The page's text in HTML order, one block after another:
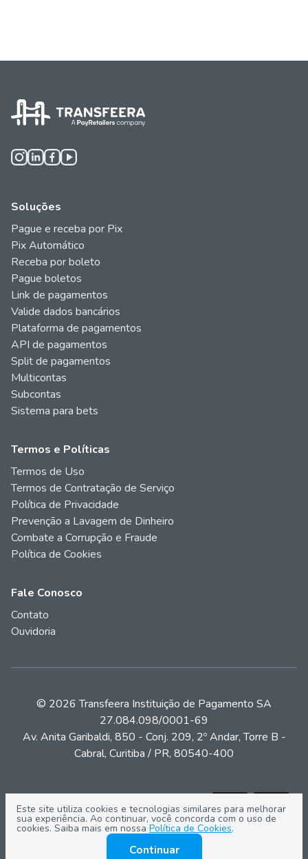
Soluções
Pague e receba por Pix
Pix Automático
Receba por boleto
Pague boletos
Link de pagamentos
Valide dados bancários
Plataforma de pagamentos
API de pagamentos
Split de pagamentos
Multicontas
Subcontas
Sistema para bets
Termos e Políticas
Termos de Uso
Termos de Contratação de Serviço
Política de Privacidade
Prevenção a Lavagem de Dinheiro
Combate a Corrupção e Fraude
Política de Cookies
Fale Conosco
Contato
Ouvidoria
© 2026 Transfeera Instituição de Pagamento SA
27.084.098/0001-69
Av. Anita Garibaldi, 850 - Conj. 209, 2º Andar, Torre B -
Cabral, Curitiba / PR, 80540-400
Este site utiliza cookies e tecnologias similares para melhorar
sua experiência. Ao continuar, você concorda com o uso de
cookies. Saiba mais em nossa Política de Cookies.
Continuar